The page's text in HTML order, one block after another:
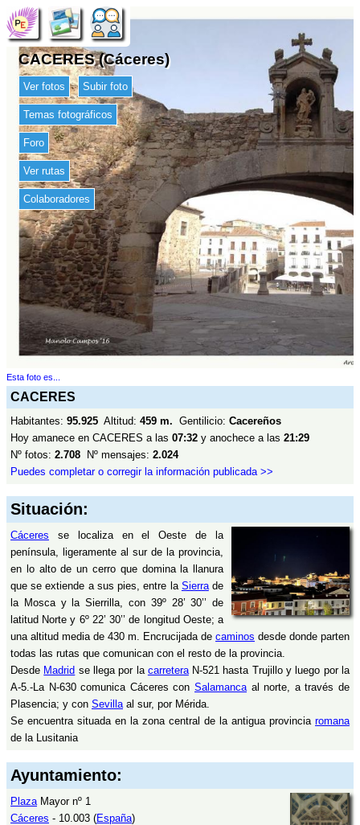
CACERES (Cáceres)
Ver fotos Subir foto
Temas fotográficos
Foro
Ver rutas
Colaboradores
Esta foto es...
CACERES
Habitantes: 95.925 Altitud: 459 m. Gentilicio: Cacereños
Hoy amanece en CACERES a las 07:32 y anochece a las 21:29
Nº fotos: 2.708 Nº mensajes: 2.024
Puedes completar o corregir la información publicada >>
Situación:
Cáceres se localiza en el Oeste de la
península, ligeramente al sur de la provincia,
en lo alto de un cerro que domina la llanura
que se extiende a sus pies, entre la Sierrade
la Mosca y la Sierrilla, con 39º 28’ 30’’ de
latitud Norte y 6º 22’ 30’’ de longitud Oeste; a
una altitud media de 430 m. Encrucijada de caminos desde donde parten
todas las rutas que comunican con el resto de la provincia.
Desde Madrid se llega por la carreteraN-521 hasta Trujillo y luego por la
A-5.-La N-630 comunica Cáceres con Salamancaal norte, a través de
Plasencia; y con Sevillaal sur, por Mérida.
Se encuentra situada en la zona central de la antigua provincia romana
de la Lusitania
Ayuntamiento:
PlazaMayor nº 1
Cáceres - 10.003 (España)